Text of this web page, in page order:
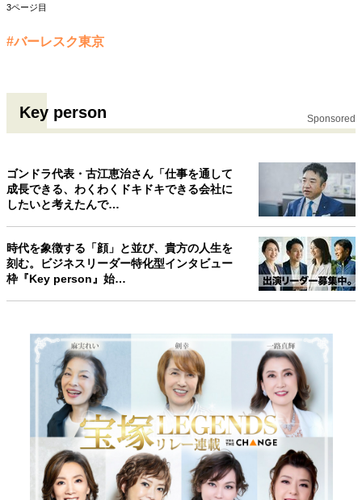
3ページ目
#バーレスク東京
Key person Sponsored
ゴンドラ代表・古江恵治さん「仕事を通して
成長できる、わくわくドキドキできる会社に
したいと考えたんで…
時代を象徴する「顔」と並び、貴方の人生を
刻む。ビジネスリーダー特化型インタビュー
枠『Key person』始…